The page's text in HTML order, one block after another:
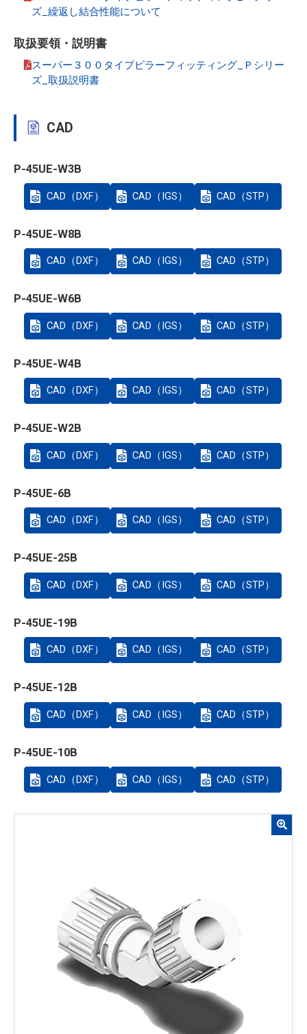
ズ_繰返し結合性能について
取扱要領・説明書
スーパー３００タイプピラーフィッティング_Ｐシリー
ズ_取扱説明書
CAD
P-45UE-W3B
CAD（DXF） CAD（IGS） CAD（STP）
P-45UE-W8B
CAD（DXF） CAD（IGS） CAD（STP）
P-45UE-W6B
CAD（DXF） CAD（IGS） CAD（STP）
P-45UE-W4B
CAD（DXF） CAD（IGS） CAD（STP）
P-45UE-W2B
CAD（DXF） CAD（IGS） CAD（STP）
P-45UE-6B
CAD（DXF） CAD（IGS） CAD（STP）
P-45UE-25B
CAD（DXF） CAD（IGS） CAD（STP）
P-45UE-19B
CAD（DXF） CAD（IGS） CAD（STP）
P-45UE-12B
CAD（DXF） CAD（IGS） CAD（STP）
P-45UE-10B
CAD（DXF） CAD（IGS） CAD（STP）